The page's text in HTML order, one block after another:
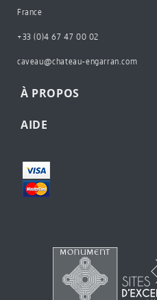
France
+33 (0)4 67 47 00 02
caveau@chateau-engarran.com
À PROPOS
AIDE